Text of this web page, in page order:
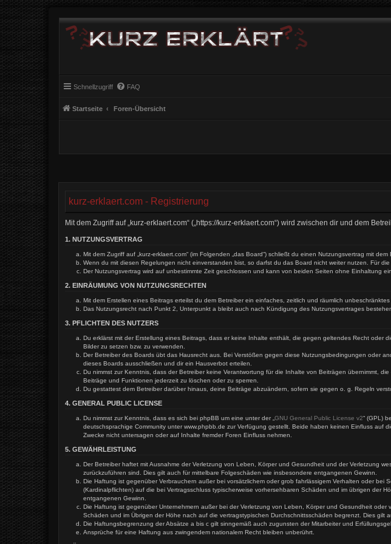
Schnellzugriff FAQ
Startseite Foren-Übersicht
kurz-erklaert.com - Registrierung
Mit dem Zugriff auf „kurz-erklaert.com“ („https://kurz-erklaert.com“) wird zwischen dir und dem
1. NUTZUNGSVERTRAG
Mit dem Zugriff auf „kurz-erklaert.com“ (im Folgenden „das Board“) schließt du einen Nutzungsvertrag mit
Wenn du mit diesen Regelungen nicht einverstanden bist, so darfst du das Board nicht weiter nutzen. Für
Der Nutzungsvertrag wird auf unbestimmte Zeit geschlossen und kann von beiden Seiten ohne Einhaltung
2. EINRÄUMUNG VON NUTZUNGSRECHTEN
Mit dem Erstellen eines Beitrags erteilst du dem Betreiber ein einfaches, zeitlich und räumlich
Das Nutzungsrecht nach Punkt 2, Unterpunkt a bleibt auch nach Kündigung des Nutzungsvertrages
3. PFLICHTEN DES NUTZERS
Du erklärst mit der Erstellung eines Beitrags, dass er keine Inhalte enthält, die gegen geltendes Recht
Bilder zu setzen bzw. zu verwenden.
Der Betreiber des Boards übt das Hausrecht aus. Bei Verstößen gegen diese Nutzungsbedingungen oder
dieses Boards ausschließen und dir ein Hausverbot erteilen.
Du nimmst zur Kenntnis, dass der Betreiber keine Verantwortung für die Inhalte von Beiträgen übernimmt,
Beiträge und Funktionen jederzeit zu löschen oder zu sperren.
Du gestattest dem Betreiber darüber hinaus, deine Beiträge abzuändern, sofern sie gegen o. g. Regeln
4. GENERAL PUBLIC LICENSE
Du nimmst zur Kenntnis, dass es sich bei phpBB um eine unter der „ GNU General Public License v2“ (GPL)
deutschsprachige Community unter www.phpbb.de zur Verfügung gestellt. Beide haben keinen Einfluss auf
Zwecke nicht untersagen oder auf Inhalte fremder Foren Einfluss nehmen.
5. GEWÄHRLEISTUNG
Der Betreiber haftet mit Ausnahme der Verletzung von Leben, Körper und Gesundheit und der Verletzung
zurückzuführen sind. Dies gilt auch für mittelbare Folgeschäden wie insbesondere entgangenen Gewinn.
Die Haftung ist gegenüber Verbrauchern außer bei vorsätzlichem oder grob fahrlässigem Verhalten oder
(Kardinalpflichten) auf die bei Vertragsschluss typischerweise vorhersehbaren Schäden und im übrigen der
entgangenen Gewinn.
Die Haftung ist gegenüber Unternehmern außer bei der Verletzung von Leben, Körper und Gesundheit
Schäden und im Übrigen der Höhe nach auf die vertragstypischen Durchschnittsschäden begrenzt. Dies gilt
Die Haftungsbegrenzung der Absätze a bis c gilt sinngemäß auch zugunsten der Mitarbeiter und
Ansprüche für eine Haftung aus zwingendem nationalem Recht bleiben unberührt.